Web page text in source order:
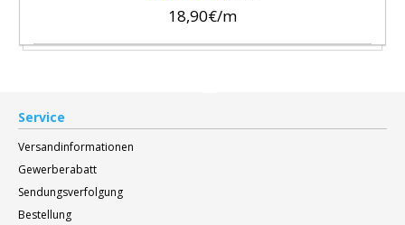
18,90€/m
Service
Versandinformationen
Gewerberabatt
Sendungsverfolgung
Bestellung